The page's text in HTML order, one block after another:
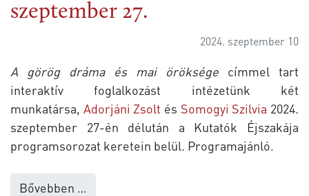
szeptember 27.
2024. szeptember 10
A görög dráma és mai öröksége címmel tart
interaktív foglalkozást intézetünk két
munkatársa, Adorjáni Zsolt és Somogyi Szilvia 2024.
szeptember 27-én délután a Kutatók Éjszakája
programsorozat keretein belül. Programajánló.
Bővebben …